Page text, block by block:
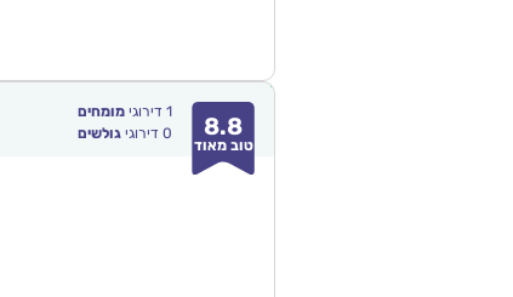
8.8
טוב מאוד
1 דירוגימומחים
0 דירוגיגולשים